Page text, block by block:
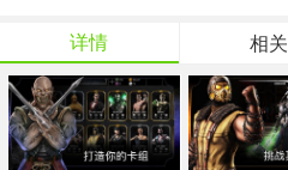
详情 相关